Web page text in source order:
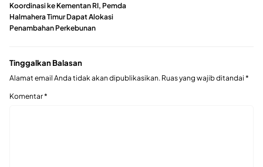
Koordinasi ke Kementan RI, Pemda
Halmahera Timur Dapat Alokasi
Penambahan Perkebunan
Tinggalkan Balasan
Alamat email Anda tidak akan dipublikasikan. Ruas yang wajib ditandai *
Komentar*